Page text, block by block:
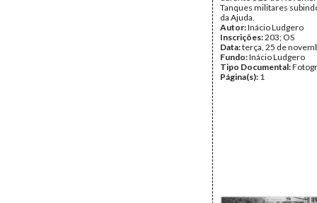
Tanques militares
da Ajuda.
Autor:Inácio Ludgero
Inscrições:203; OS
Data:terça, 25 de
Fundo:Inácio Ludgero
Tipo Documental:
Página(s): 1